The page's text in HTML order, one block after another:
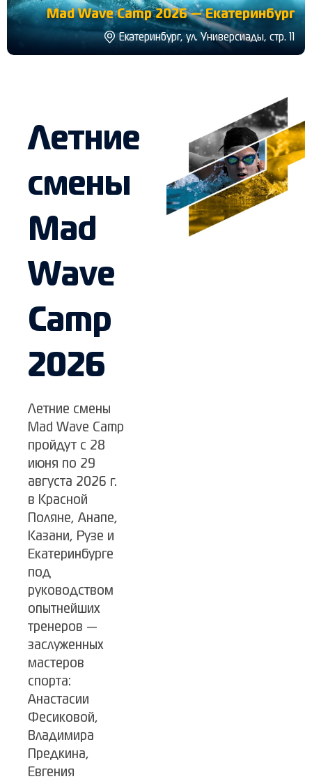
Mad Wave Camp 2026 — Екатеринбург
Екатеринбург, ул. Универсиады, стр. 11
Летние
смены
Mad
Wave
Camp
2026
Летние смены
Mad Wave Camp
пройдут с 28
июня по 29
августа 2026 г.
в Красной
Поляне, Анапе,
Казани, Рузе и
Екатеринбурге
под
руководством
опытнейших
тренеров —
заслуженных
мастеров
спорта:
Анастасии
Фесиковой,
Владимира
Предкина,
Евгения